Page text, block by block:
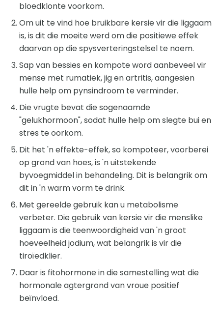
bloedklonte voorkom.
Om uit te vind hoe bruikbare kersie vir die liggaam
is, is dit die moeite werd om die positiewe effek
daarvan op die spysverteringstelsel te noem.
Sap van bessies en kompote word aanbeveel vir
mense met rumatiek, jig en artritis, aangesien
hulle help om pynsindroom te verminder.
Die vrugte bevat die sogenaamde
"gelukhormoon", sodat hulle help om slegte bui en
stres te oorkom.
Dit het 'n effekte-effek, so kompoteer, voorberei
op grond van hoes, is 'n uitstekende
byvoegmiddel in behandeling. Dit is belangrik om
dit in 'n warm vorm te drink.
Met gereelde gebruik kan u metabolisme
verbeter. Die gebruik van kersie vir die menslike
liggaam is die teenwoordigheid van 'n groot
hoeveelheid jodium, wat belangrik is vir die
tiroïedklier.
Daar is fitohormone in die samestelling wat die
hormonale agtergrond van vroue positief
beïnvloed.